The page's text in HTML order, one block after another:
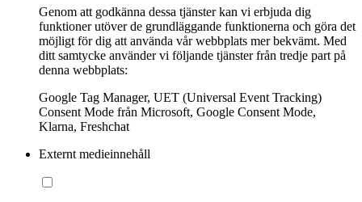
Genom att godkänna dessa tjänster kan vi erbjuda dig
funktioner utöver de grundläggande funktionerna och göra det
möjligt för dig att använda vår webbplats mer bekvämt. Med
ditt samtycke använder vi följande tjänster från tredje part på
denna webbplats:
Google Tag Manager, UET (Universal Event Tracking)
Consent Mode från Microsoft, Google Consent Mode,
Klarna, Freshchat
Externt medieinnehåll